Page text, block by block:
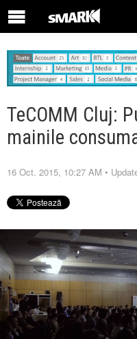
TeCOMM Cluj:
mainile
16 Oct. 2015, 10:27 AM •